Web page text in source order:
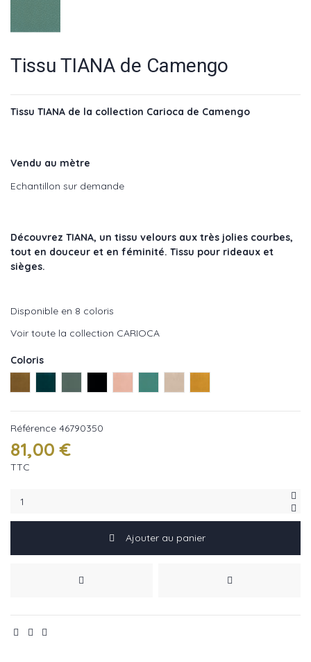
Tissu TIANA de Camengo
Tissu TIANA de la collection Carioca de Camengo
Vendu au mètre
Echantillon sur demande
Découvrez TIANA, un tissu velours aux très jolies courbes,
tout en douceur et en féminité. Tissu pour rideaux et
sièges.
Disponible en 8 coloris
Voir toute la collection CARIOCA
Coloris
Référence 46790350
81,00 €
TTC
Ajouter au panier